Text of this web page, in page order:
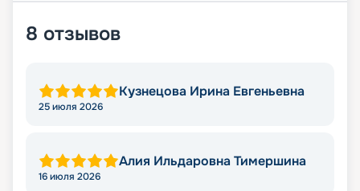
8 отзывов
Кузнецова Ирина Евгеньевна
25 июля 2026
Алия Ильдаровна Тимершина
16 июля 2026